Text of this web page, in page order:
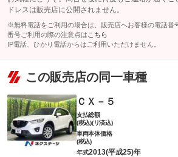
ドレスは販売店に公開されません。
※無料電話をご利用の場合は、販売店へお客様の電話番
番号ご利用の際の注意点は こちら
IP電話、ひかり電話からはご利用いただけません。
この販売店の同一車種
ＣＸ－５
支払総額
(税込)(リ済込)
車両本体価格
(税込)
年式2013(平成25)年